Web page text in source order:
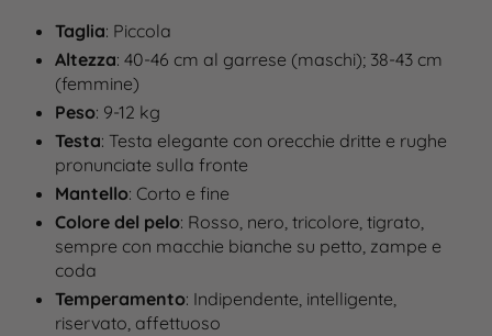
Taglia: Piccola
Altezza: 40-46 cm al garrese (maschi); 38-43 cm
(femmine)
Peso: 9-12 kg
Testa: Testa elegante con orecchie dritte e rughe
pronunciate sulla fronte
Mantello: Corto e fine
Colore del pelo: Rosso, nero, tricolore, tigrato,
sempre con macchie bianche su petto, zampe e
coda
Temperamento: Indipendente, intelligente,
riservato, affettuoso